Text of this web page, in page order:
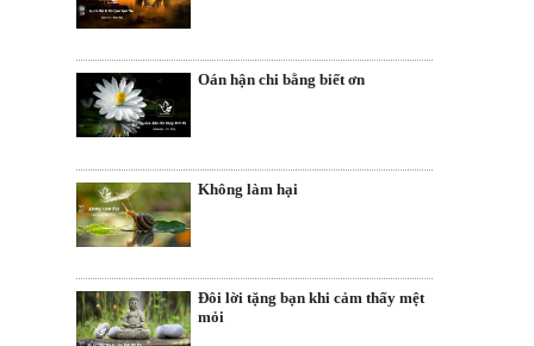
Oán hận chi bằng biết ơn
Không làm hại
Đôi lời tặng bạn khi cảm thấy mệt
mỏi